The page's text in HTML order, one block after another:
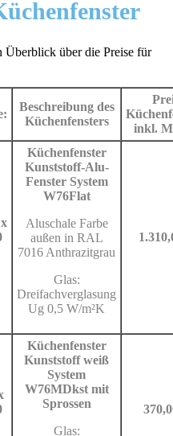
Überblick über die Preise für
Beschreibung des
Küchenfensters
inkl.
Küchenfenster
Kunststoff-Alu-
Fenster System
W76Flat
Aluschale Farbe
außen in RAL
7016 Anthrazitgrau
Glas:
Dreifachverglasung
Ug 0,5 W/m²K
Küchenfenster
Kunststoff weiß
System
W76MDkst mit
Sprossen
Glas: